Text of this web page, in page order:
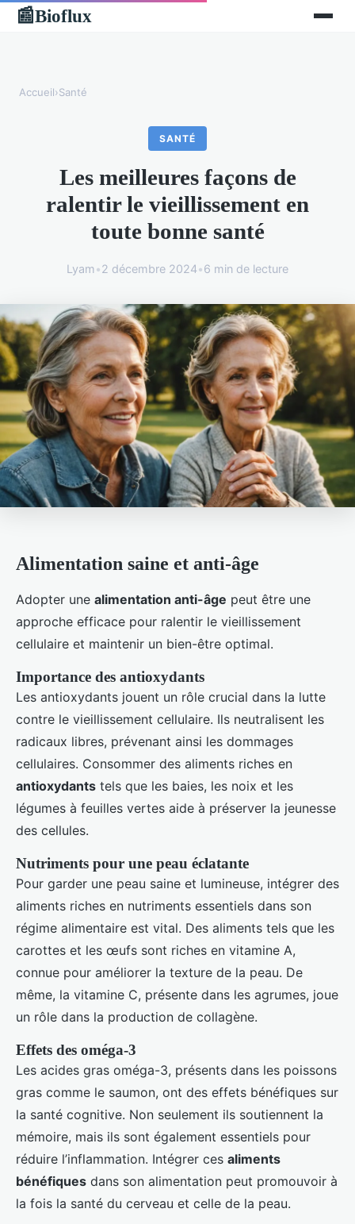
📰Bioflux
Accueil›Santé
SANTÉ
Les meilleures façons de
ralentir le vieillissement en
toute bonne santé
Lyam•2 décembre 2024•6 min de lecture
Alimentation saine et anti-âge
Adopter une alimentation anti-âge peut être une
approche efficace pour ralentir le vieillissement
cellulaire et maintenir un bien-être optimal.
Importance des antioxydants
Les antioxydants jouent un rôle crucial dans la lutte
contre le vieillissement cellulaire. Ils neutralisent les
radicaux libres, prévenant ainsi les dommages
cellulaires. Consommer des aliments riches en
antioxydants tels que les baies, les noix et les
légumes à feuilles vertes aide à préserver la jeunesse
des cellules.
Nutriments pour une peau éclatante
Pour garder une peau saine et lumineuse, intégrer des
aliments riches en nutriments essentiels dans son
régime alimentaire est vital. Des aliments tels que les
carottes et les œufs sont riches en vitamine A,
connue pour améliorer la texture de la peau. De
même, la vitamine C, présente dans les agrumes, joue
un rôle dans la production de collagène.
Effets des oméga-3
Les acides gras oméga-3, présents dans les poissons
gras comme le saumon, ont des effets bénéfiques sur
la santé cognitive. Non seulement ils soutiennent la
mémoire, mais ils sont également essentiels pour
réduire l’inflammation. Intégrer ces aliments
bénéfiques dans son alimentation peut promouvoir à
la fois la santé du cerveau et celle de la peau.